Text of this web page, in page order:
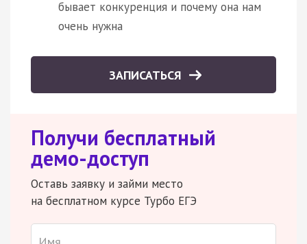
бывает конкуренция и почему она нам
очень нужна
ЗАПИСАТЬСЯ
Получи бесплатный
демо-доступ
Оставь заявку и займи место
на бесплатном курсе Турбо ЕГЭ